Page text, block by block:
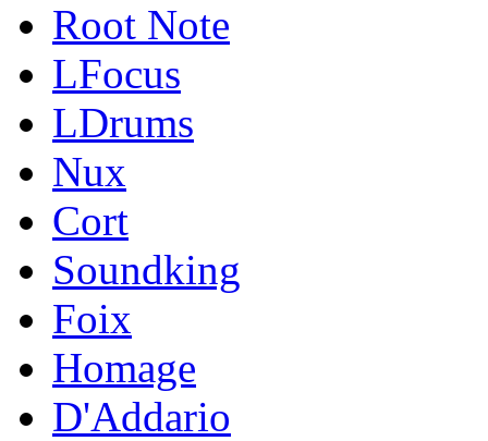
Root Note
LFocus
LDrums
Nux
Cort
Soundking
Foix
Homage
D'Addario